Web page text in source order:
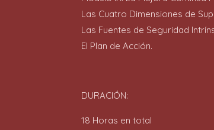
Las Cuatro Dimensiones de
Las Fuentes de Seguridad
El Plan de Acción.
DURACIÓN:
18 Horas en total